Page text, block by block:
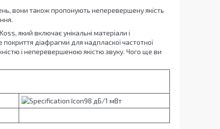
вони також пропонують неперевершену якість
який включає унікальні матеріали і
діафрагми для надпласкої частотної
і неперевершеною якістю звуку. Чого ще ви
98 дБ/1 мВт